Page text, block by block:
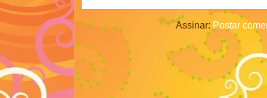
Assinar: Postar